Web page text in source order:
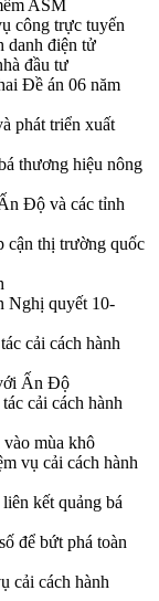
ASM
công trực tuyến
danh điện tử
đầu tư
Đề án 06 năm
phát triển xuất
thương hiệu nông
Độ và các tỉnh
cận thị trường quốc
Nghị quyết 10-
cải cách hành
Ấn Độ
cải cách hành
mùa khô
vụ cải cách hành
kết quảng bá
để bứt phá toàn
cải cách hành